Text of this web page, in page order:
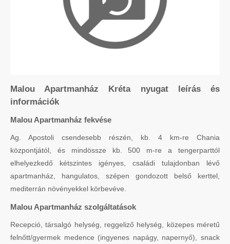
Malou Apartmanház Kréta nyugat leírás és
információk
Malou Apartmanház fekvése
Ag. Apostoli csendesebb részén, kb. 4 km-re Chania
központjától, és mindössze kb. 500 m-re a tengerparttól
elhelyezkedő kétszintes igényes, családi tulajdonban lévő
apartmanház, hangulatos, szépen gondozott belső kerttel,
mediterrán növényekkel körbevéve.
Malou Apartmanház szolgáltatások
Recepció, társalgó helység, reggeliző helység, közepes méretű
felnőtt/gyermek medence (ingyenes napágy, napernyő), snack